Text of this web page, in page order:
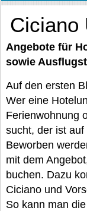
Ciciano
Angebote für
sowie
Auf den ersten
Wer eine
Ferienwohnung
sucht, der ist
Beworben
mit dem
buchen. Dazu
Ciciano und
So kann man